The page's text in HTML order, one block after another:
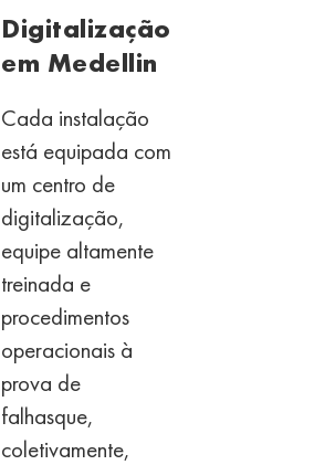
Digitalização
em Medellin
Cada instalação
está equipada com
um centro de
digitalização,
equipe altamente
treinada e
procedimentos
operacionais à
prova de
falhasque,
coletivamente,